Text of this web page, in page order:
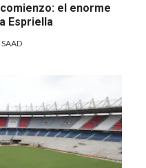
el enorme
Espriella